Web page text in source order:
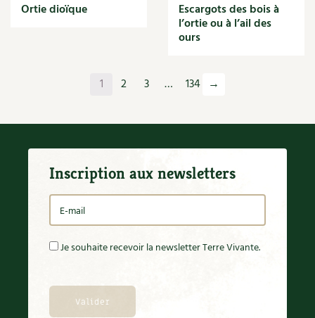
Optimiser l'espace
Paille
Panais
Parasite
Partenariat
Participatif
Patate douce
Ortie dioïque Escargots des bois à
l’ortie ou à l’ail des
ours
1 2 3 … 134 →
Inscription aux newsletters
Je souhaite recevoir la newsletter Terre Vivante.